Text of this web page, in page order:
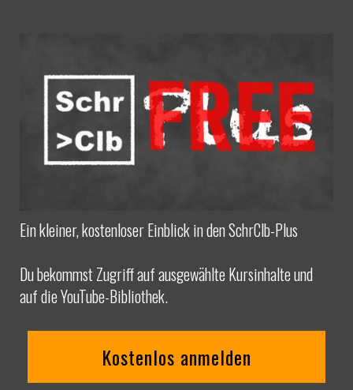
Ein kleiner, kostenloser Einblick in den SchrClb-Plus
Du bekommst Zugriff auf ausgewählte Kursinhalte und
auf die YouTube-Bibliothek.
Kostenlos anmelden